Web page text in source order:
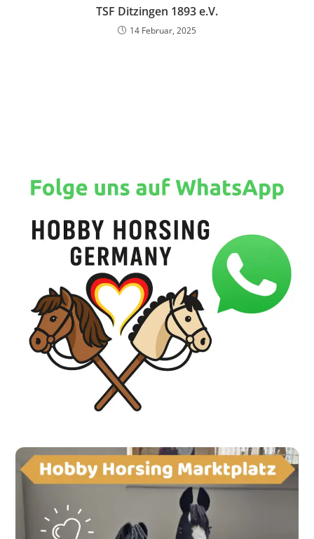
TSF Ditzingen 1893 e.V.
14 Februar, 2025